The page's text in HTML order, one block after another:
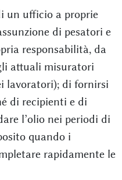
un ufficio a proprie
di pesatori e
responsabilità, da
attuali misuratori
lavoratori); di fornirsi
di recipienti e di
l’olio nei periodi di
quando i
rapidamente le